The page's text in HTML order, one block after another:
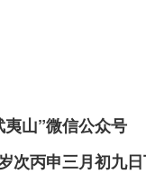
山”微信公众号
次丙申三月初九